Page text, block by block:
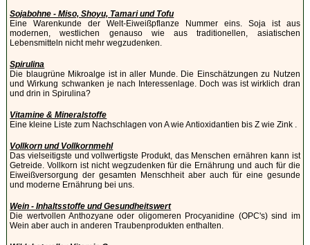
Sojabohne - Miso, Shoyu, Tamari und Tofu
Eine Warenkunde der Welt-Eiweißpflanze Nummer eins. Soja ist aus
modernen, westlichen genauso wie aus traditionellen, asiatischen
Lebensmitteln nicht mehr wegzudenken.
Spirulina
Die blaugrüne Mikroalge ist in aller Munde. Die Einschätzungen zu Nutzen
und Wirkung schwanken je nach Interessenlage. Doch was ist wirklich dran
und drin in Spirulina?
Vitamine & Mineralstoffe
Eine kleine Liste zum Nachschlagen von A wie Antioxidantien bis Z wie Zink .
Vollkorn und Vollkornmehl
Das vielseitigste und vollwertigste Produkt, das Menschen ernähren kann ist
Getreide. Vollkorn ist nicht wegzudenken für die Ernährung und auch für die
Eiweißversorgung der gesamten Menschheit aber auch für eine gesunde
und moderne Ernährung bei uns.
Wein - Inhaltsstoffe und Gesundheitswert
Die wertvollen Anthozyane oder oligomeren Procyanidine (OPC's) sind im
Wein aber auch in anderen Traubenprodukten enthalten.